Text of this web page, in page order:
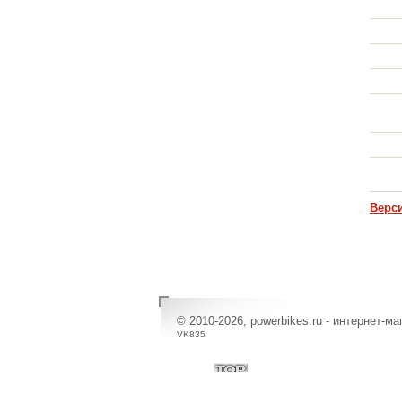
© 2010-2026, powerbikes.ru - интернет-
VK835